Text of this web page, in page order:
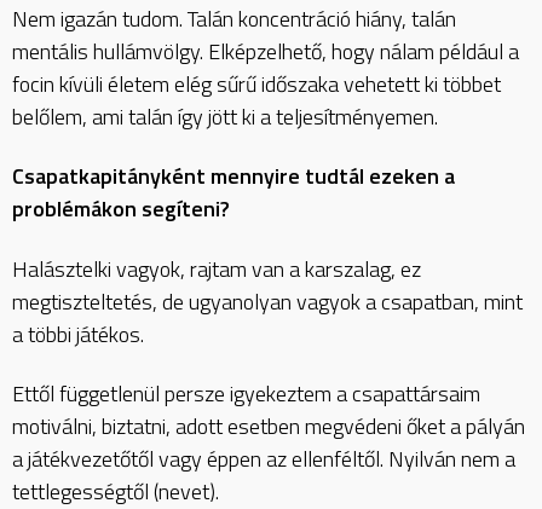
Nem igazán tudom. Talán koncentráció hiány, talán
mentális hullámvölgy. Elképzelhető, hogy nálam például a
focin kívüli életem elég sűrű időszaka vehetett ki többet
belőlem, ami talán így jött ki a teljesítményemen.
Csapatkapitányként mennyire tudtál ezeken a
problémákon segíteni?
Halásztelki vagyok, rajtam van a karszalag, ez
megtiszteltetés, de ugyanolyan vagyok a csapatban, mint
a többi játékos.
Ettől függetlenül persze igyekeztem a csapattársaim
motiválni, biztatni, adott esetben megvédeni őket a pályán
a játékvezetőtől vagy éppen az ellenféltől. Nyilván nem a
tettlegességtől (nevet).